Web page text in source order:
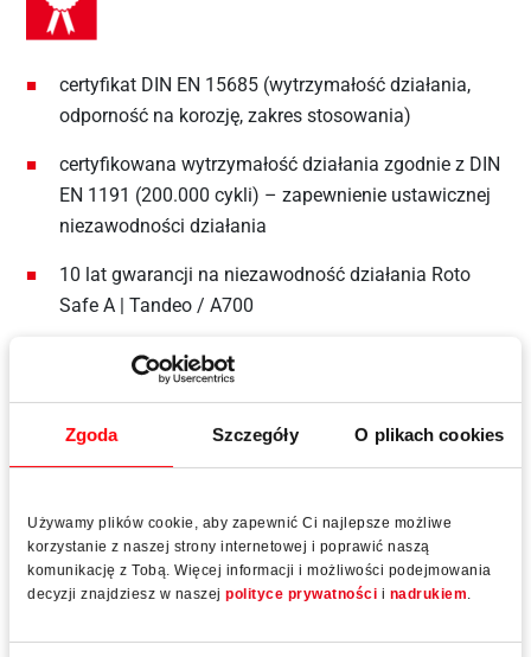
Zgoda Szczegóły O plikach cookies
Używamy plików cookie, aby zapewnić Ci najlepsze możliwe
korzystanie z naszej strony internetowej i poprawić naszą
komunikację z Tobą. Więcej informacji i możliwości podejmowania
decyzji znajdziesz w naszej polityce prywatności i nadrukiem
certyfikat DIN EN 15685 (wytrzymałość działania,
odporność na korozję, zakres stosowania)
certyfikowana wytrzymałość działania zgodnie z DIN
EN 1191 (200.000 cykli) – zapewnienie ustawicznej
niezawodności działania
10 lat gwarancji na niezawodność działania Roto
Safe A | Tandeo / A700
Dane techniczne
Dornmas
35, 40, 45, 50, 55, 65, 80 mm